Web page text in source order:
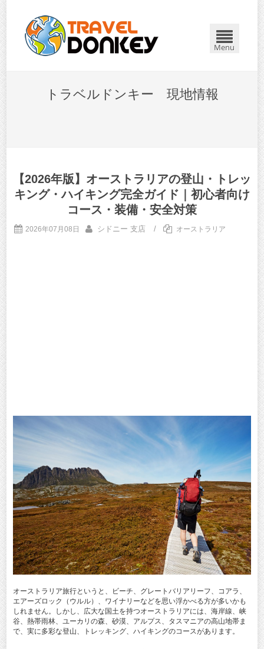
Menu
トラベルドンキー 現地情報
【2026年版】オーストラリアの登山・トレッ
キング・ハイキング完全ガイド｜初心者向け
コース・装備・安全対策
2026年07月08日 シドニー 支店 / オーストラリア
オーストラリア旅行というと、ビーチ、グレートバリアリーフ、コアラ、
エアーズロック（ウルル）、ワイナリーなどを思い浮かべる方が多いかも
しれません。しかし、広大な国土を持つオーストラリアには、海岸線、峡
谷、熱帯雨林、ユーカリの森、砂漠、アルプス、タスマニアの高山地帯ま
で、実に多彩な登山、トレッキング、ハイキングのコースがあります。